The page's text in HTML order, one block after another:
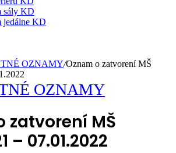
sály KD
jedálne KD
OZNAMY/Oznam o zatvorení MŠ
OZNAMY
zatvorení MŠ
– 07.01.2022